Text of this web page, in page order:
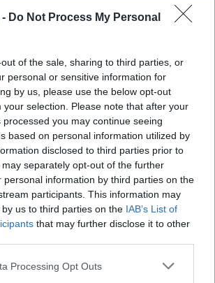
Do Not Process My Personal
of the sale, sharing to third parties, or
personal or sensitive information for
by us, please use the below opt-out
your selection. Please note that after your
you may continue seeing
based on personal information utilized by
disclosed to third parties prior to
separately opt-out of the further
personal information by third parties on the
participants. This information may
us to third parties on the IAB’s List of
that may further disclose it to other
Processing Opt Outs
Διαχρονικά!